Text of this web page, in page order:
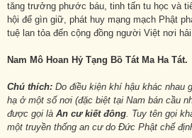
tăng trưởng phước báu, tinh tấn tu học và
hội để gìn giữ, phát huy mạng mạch Phật
tuệ lan tỏa đến cộng đồng người Việt nơi
Nam Mô Hoan Hỷ Tạng Bồ Tát Ma Ha Tát.
Chú thích: Do điều kiện khí hậu khác nhau
hạ ở một số nơi (đặc biệt tại Nam bán cầu
được gọi là An cư kiết đông. Tuy tên gọi
một truyền thống an cư do Đức Phật chế